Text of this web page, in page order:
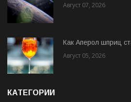
Август 07, 2026
Как Аперол шприц
Август 05, 2026
КАТЕГОРИИ